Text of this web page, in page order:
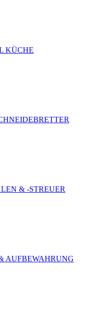
KÜCHE
& -STREUER
AUFBEWAHRUNG